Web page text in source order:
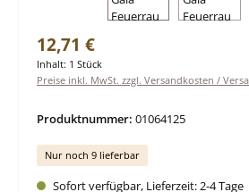
Regulärer Preis:
12,71 €
Inhalt: 1 Stück
Preise inkl. MwSt. zzgl. Versandkosten /
Produktnummer: 01064125
Nur noch 9 lieferbar
Sofort verfügbar, Lieferzeit: 2-4 Tage